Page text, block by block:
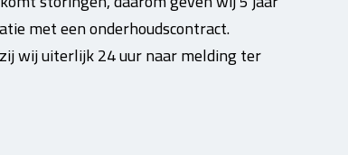
met een onderhoudscontract.
wij uiterlijk 24 uur naar melding ter